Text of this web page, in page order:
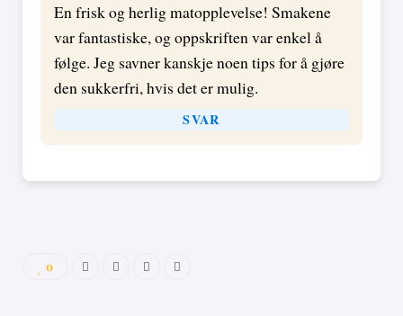
En frisk og herlig matopplevelse! Smakene
var fantastiske, og oppskriften var enkel å
følge. Jeg savner kanskje noen tips for å gjøre
den sukkerfri, hvis det er mulig.
SVAR
0